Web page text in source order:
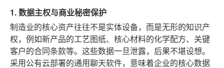
1. 数据主权与商业秘密保护
制造业的核心资产往往不是实体设备，而是无形的知识产
权，例如新产品的工艺图纸、核心材料的化学配方、关键
客户的合同条款等。这些数据一旦泄露，后果不堪设想。
采用公有云部署的通用聊天软件，意味着企业的核心数据